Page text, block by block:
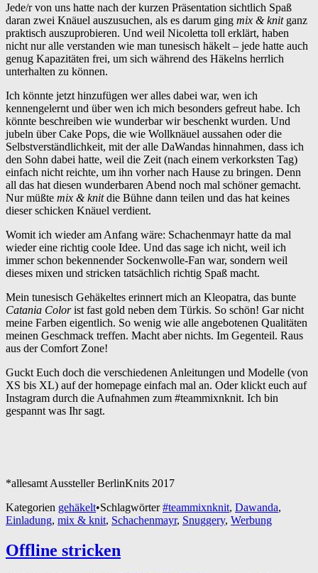
Jede/r von uns hatte nach der kurzen Präsentation sichtlich Spaß
daran zwei Knäuel auszusuchen, als es darum ging mix & knitganz
praktisch auszuprobieren. Und weil Nicoletta toll erklärt, haben
nicht nur alle verstanden wie man tunesisch häkelt – jede hatte auch
genug Kapazitäten frei, um sich während des Häkelns herrlich
unterhalten zu können.
Ich könnte jetzt hinzufügen wer alles dabei war, wen ich
kennengelernt und über wen ich mich besonders gefreut habe. Ich
könnte beschreiben wie wunderbar wir beschenkt wurden. Und
jubeln über Cake Pops, die wie Wollknäuel aussahen oder die
Selbstverständlichkeit, mit der alle DaWandas hinnahmen, dass ich
den Sohn dabei hatte, weil die Zeit (nach einem verkorksten Tag)
einfach nicht reichte, um ihn vorher nach Hause zu bringen. Denn
all das hat diesen wunderbaren Abend noch mal schöner gemacht.
Nur müßte mix & knitdie Bühne dann teilen und das hat keines
dieser schicken Knäuel verdient.
Womit ich wieder am Anfang wäre: Schachenmayr hatte da mal
wieder eine richtig coole Idee. Und das sage ich nicht, weil ich
immer schon bekennender Sockenwolle-Fan war, sondern weil
dieses mixen und stricken tatsächlich richtig Spaß macht.
Mein tunesisch Gehäkeltes erinnert mich an Kleopatra, das bunte
Catania Colorist fast gold neben dem Türkis. So schön! Gar nicht
meine Farben eigentlich. So wenig wie alle angebotenen Qualitäten
meinen Geschmack treffen. Macht aber nichts. Im Gegenteil. Raus
aus der Comfort Zone!
Guckt Euch doch die verschiedenen Anleitungen und Modelle (von
XS bis XL) auf der homepage einfach mal an. Oder klickt euch auf
Instagram durch die Aufnahmen zum #teammixnknit. Ich bin
gespannt was Ihr sagt.
*allesamt Aussteller BerlinKnits 2017
Kategorien gehäkelt•Schlagwörter#teammixnknit, Dawanda,
Einladung, mix & knit, Schachenmayr, Snuggery, Werbung
Offline stricken